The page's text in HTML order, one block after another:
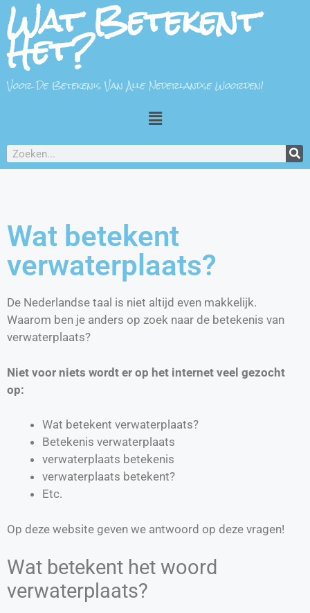
Wat Betekent
Het?
Voor De Betekenis Van Alle Nederlandse Woorden!
Wat betekent
verwaterplaats?
De Nederlandse taal is niet altijd even makkelijk.
Waarom ben je anders op zoek naar de betekenis van
verwaterplaats?
Niet voor niets wordt er op het internet veel gezocht
op:
Wat betekent verwaterplaats?
Betekenis verwaterplaats
verwaterplaats betekenis
verwaterplaats betekent?
Etc.
Op deze website geven we antwoord op deze vragen!
Wat betekent het woord
verwaterplaats?